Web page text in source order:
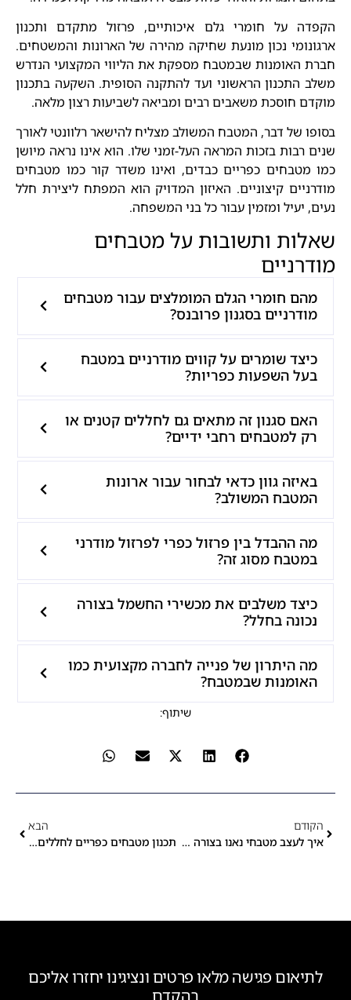
הקפדה על חומרי גלם איכותיים, פרזול מתקדם ותכנון
ארגונומי נכון מונעת שחיקה מהירה של הארונות והמשטחים.
חברת האומנות שבמטבח מספקת את הליווי המקצועי הנדרש
משלב התכנון הראשוני ועד להתקנה הסופית. השקעה בתכנון
מוקדם חוסכת משאבים רבים ומביאה לשביעות רצון מלאה.
בסופו של דבר, המטבח המשולב מצליח להישאר רלוונטי לאורך
שנים רבות בזכות המראה העל-זמני שלו. הוא אינו נראה מיושן
כמו מטבחים כפריים כבדים, ואינו משדר קור כמו מטבחים
מודרניים קיצוניים. האיזון המדויק הוא המפתח ליצירת חלל
נעים, יעיל ומזמין עבור כל בני המשפחה.
שאלות ותשובות על מטבחים
מודרניים
מהם חומרי הגלם המומלצים עבור מטבחים
מודרניים בסגנון פרובנס?
כיצד שומרים על קווים מודרניים במטבח
בעל השפעות כפריות?
האם סגנון זה מתאים גם לחללים קטנים או
רק למטבחים רחבי ידיים?
באיזה גוון כדאי לבחור עבור ארונות
המטבח המשולב?
מה ההבדל בין פרזול כפרי לפרזול מודרני
במטבח מסוג זה?
כיצד משלבים את מכשירי החשמל בצורה
נכונה בחלל?
מה היתרון של פנייה לחברה מקצועית כמו
האומנות שבמטבח?
שיתוף:
הקודם
איך לעצב מטבחי נאנו בצורה היעילה ביותר
הבא
תכנון מטבחים כפריים לחללים קטנים
לתיאום פגישה מלאו פרטים ונציגינו יחזרו אליכם